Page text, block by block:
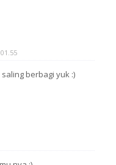
berbagi yuk :)